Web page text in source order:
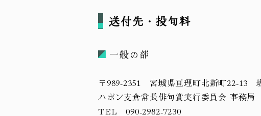
送付先・投句料
一般の部
〒989-2351 宮城県亘理町北新町22-13
ハポン支倉常長俳句賞実行委員会 事務局
TEL 090-2982-7230